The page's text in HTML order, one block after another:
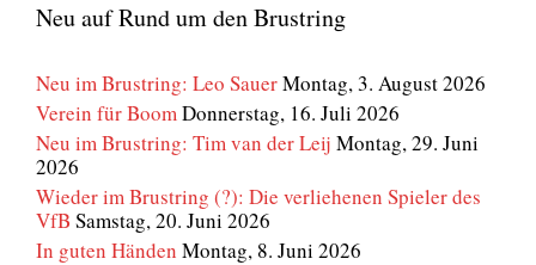
Neu auf Rund um den Brustring
Neu im Brustring: Leo SauerMontag, 3. August 2026
Verein für Boom Donnerstag, 16. Juli 2026
Neu im Brustring: Tim van der Leij Montag, 29. Juni
2026
Wieder im Brustring (?): Die verliehenen Spieler des
VfB Samstag, 20. Juni 2026
In guten Händen Montag, 8. Juni 2026